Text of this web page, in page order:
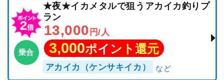
乗合
★夜★イカメタルで狙うアカイカ釣りプ
ラン
13,000 円/人
3,000ポイント還元
アカイカ（ケンサキイカ）